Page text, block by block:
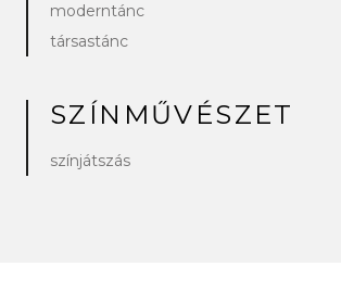
moderntánc
társastánc
SZÍNMŰVÉSZET
színjátszás